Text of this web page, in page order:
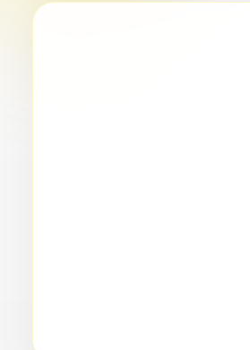
کاهش داده و ارزش خرید دستگاه را
متناسب با ابعاد خود است. خرید
بالا برای فضاهای کوچک، صرفاً
اینگونه فضاها ایجاد می‌کند.
و طراحی مدرن خود، به راحتی در